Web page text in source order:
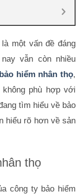
một vấn đề đáng
vẫn còn nhiều
hiểm nhân thọ,
phù hợp với
tìm hiểu về bảo
hiểu rõ hơn về sản
thọ
công ty bảo hiểm